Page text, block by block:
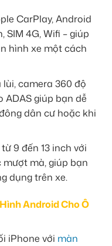
CarPlay, Android
SIM 4G, Wifi – giúp
hình xe một cách
lùi, camera 360 độ
giúp bạn dễ
dân cư hoặc khi
9 đến 13 inch với
mà, giúp bạn
dụng trên xe.
Android Cho Ô
iPhone với màn